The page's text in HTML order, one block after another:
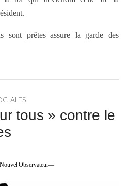
sont prêtes assure la garde des
tous » contre le
Observateur—